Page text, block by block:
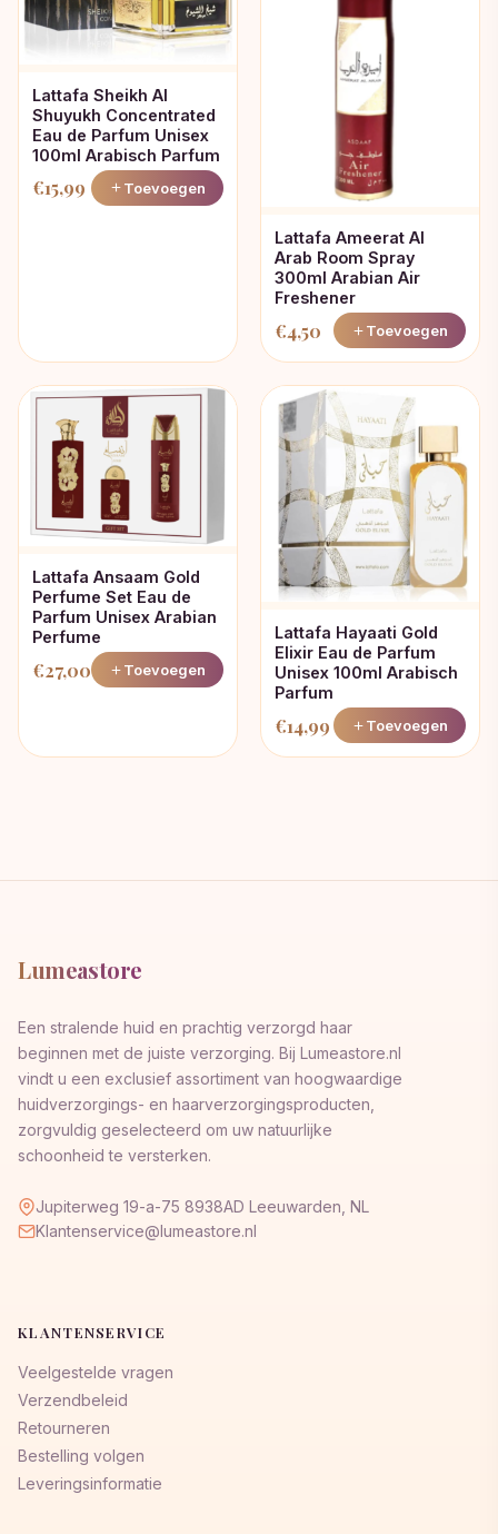
Lattafa Sheikh Al
Shuyukh Concentrated
Eau de Parfum Unisex
100ml Arabisch Parfum
€15,99 Toevoegen
Lattafa Ameerat Al
Arab Room Spray
300ml Arabian Air
Freshener
€4,50 Toevoegen
Lattafa Ansaam Gold
Perfume Set Eau de
Parfum Unisex Arabian
Perfume
€27,00 Toevoegen
Lattafa Hayaati Gold
Elixir Eau de Parfum
Unisex 100ml Arabisch
Parfum
€14,99 Toevoegen
Lumeastore
Een stralende huid en prachtig verzorgd haar
beginnen met de juiste verzorging. Bij Lumeastore.nl
vindt u een exclusief assortiment van hoogwaardige
huidverzorgings- en haarverzorgingsproducten,
zorgvuldig geselecteerd om uw natuurlijke
schoonheid te versterken.
Jupiterweg 19-a-75 8938AD Leeuwarden, NL
Klantenservice@lumeastore.nl
KLANTENSERVICE
Veelgestelde vragen
Verzendbeleid
Retourneren
Bestelling volgen
Leveringsinformatie